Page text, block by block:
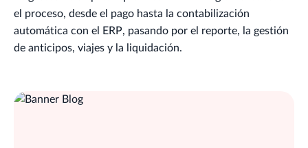
el proceso, desde el pago hasta la contabilización
automática con el ERP, pasando por el reporte, la gestión
de anticipos, viajes y la liquidación.